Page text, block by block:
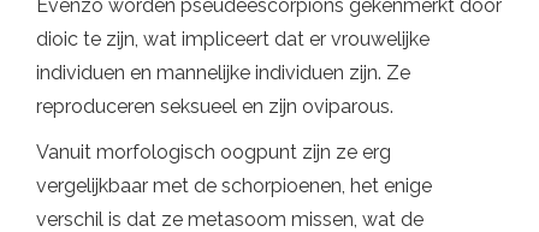
Evenzo worden pseudeescorpions gekenmerkt door
dioic te zijn, wat impliceert dat er vrouwelijke
individuen en mannelijke individuen zijn. Ze
reproduceren seksueel en zijn oviparous.
Vanuit morfologisch oogpunt zijn ze erg
vergelijkbaar met de schorpioenen, het enige
verschil is dat ze metasoom missen, wat de